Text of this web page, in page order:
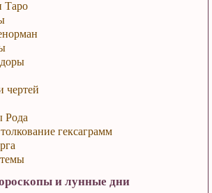
Таро
чертей
Рода
гексаграмм
и лунные дни